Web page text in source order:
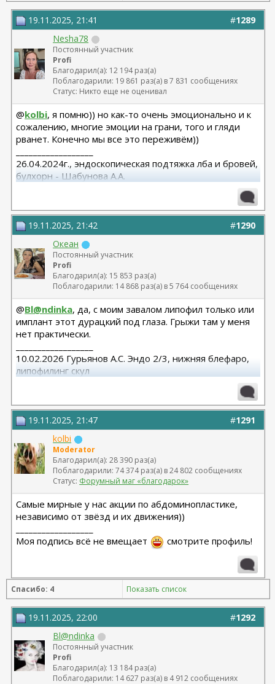
#1289
19.11.2025, 21:41
Nesha78
Постоянный участник
Profi
Благодарил(а): 12 194 раз(а)
Поблагодарили: 19 861 раз(а) в 7 831 сообщениях
Статус: Никто еще не оценивал
@kolbi, я помню)) но как-то очень эмоционально и к
сожалению, многие эмоции на грани, того и гляди
рванет. Конечно мы все это переживём))
26.04.2024г., эндоскопическая подтяжка лба и бровей,
булхорн - Шабунова А.А.
06.12.2024г., бодилифт, липофилинг ягодиц, редукция
22.09.2025г. брахио пластика+торсопластика -
Бабикова М.А.
06.01.2026г. феморо пластика+липо ног - Бабикова
М.А.
#1290
19.11.2025, 21:42
Океан
Постоянный участник
Profi
Благодарил(а): 15 853 раз(а)
Поблагодарили: 14 868 раз(а) в 5 764 сообщениях
@Bl@ndinka, да, с моим завалом липофил только или
имплант этот дурацкий под глаза. Грыжи там у меня
нет практически.
10.02.2026 Гурьянов А.С. Эндо 2/3, нижняя блефаро,
липофилинг скул
#1291
19.11.2025, 21:47
kolbi
Moderator
Благодарил(а): 28 390 раз(а)
Поблагодарили: 74 374 раз(а) в 24 802 сообщениях
Статус: Форумный маг «благодарок»
Самые мирные у нас акции по абдоминопластике,
независимо от звёзд и их движения))
Моя подпись всё не вмещает
смотрите профиль!
Спасибо: 4 Показать список
#1292
19.11.2025, 22:00
Bl@ndinka
Постоянный участник
Profi
Благодарил(а): 13 184 раз(а)
Поблагодарили: 14 627 раз(а) в 4 912 сообщениях